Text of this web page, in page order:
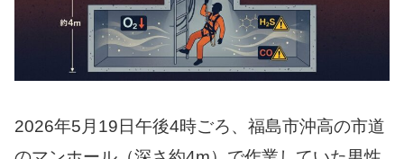
2026年5月19日午後4時ごろ、福島市沖高の市道